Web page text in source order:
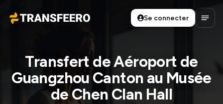
Transfeero
Se connecter
Transfert de Aéroport de
Guangzhou Canton au Musée
de Chen Clan Hall